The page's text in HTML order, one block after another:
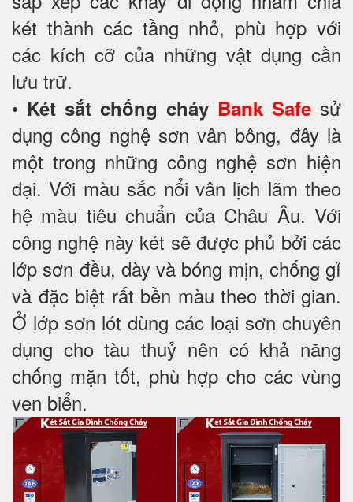
két thành các tầng nhỏ, phù hợp với
các kích cỡ của những vật dụng cần
lưu trữ.
• Két sắt chống cháy Bank Safe sử
dụng công nghệ sơn vân bông, đây là
một trong những công nghệ sơn hiện
đại. Với màu sắc nổi vân lịch lãm theo
hệ màu tiêu chuẩn của Châu Âu. Với
công nghệ này két sẽ được phủ bởi các
lớp sơn đều, dày và bóng mịn, chống gỉ
và đặc biệt rất bền màu theo thời gian.
Ở lớp sơn lót dùng các loại sơn chuyên
dụng cho tàu thuỷ nên có khả năng
chống mặn tốt, phù hợp cho các vùng
ven biển.